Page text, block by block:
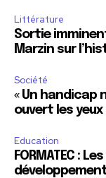
Littérature
Sortie
Marzin sur
Société
« Un handicap
ouvert les yeux
Education
FORMATEC :